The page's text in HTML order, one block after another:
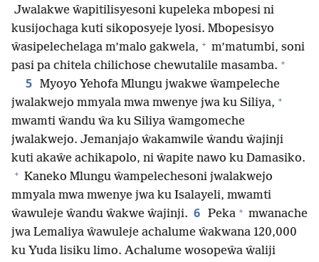
Jwalakwe ŵapitilisyesoni kupeleka mbopesi ni
kusijochaga kuti sikoposyeje lyosi. Mbopesisyo
ŵasipelechelaga m’malo gakwela, + m’matumbi, soni
pasi pa chitela chilichose chewutalile masamba. +
5 Myoyo Yehofa Mlungu jwakwe ŵampeleche
jwalakwejo mmyala mwa mwenye jwa ku Siliya, +
mwamti ŵandu ŵa ku Siliya ŵamgomeche
jwalakwejo. Jemanjajo ŵakamwile ŵandu ŵajinji
kuti akaŵe achikapolo, ni ŵapite nawo ku Damasiko.
+ Kaneko Mlungu ŵampelechesoni jwalakwejo
mmyala mwa mwenye jwa ku Isalayeli, mwamti
ŵawuleje ŵandu ŵakwe ŵajinji. 6 Peka + mwanache
jwa Lemaliya ŵawuleje achalume ŵakwana 120,000
ku Yuda lisiku limo. Achalume wosopeŵa ŵaliji